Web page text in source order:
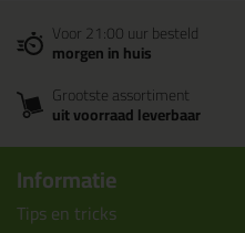
Voor 21:00 uur besteld
morgen in huis
Grootste assortiment
uit voorraad leverbaar
Informatie
Tips en tricks